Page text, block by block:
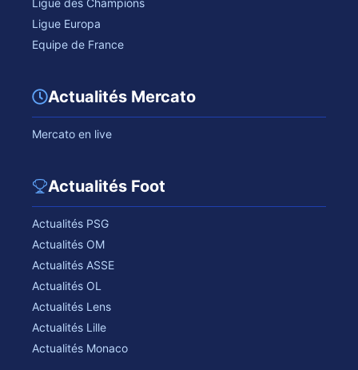
Ligue des Champions
Ligue Europa
Equipe de France
Actualités Mercato
Mercato en live
Actualités Foot
Actualités PSG
Actualités OM
Actualités ASSE
Actualités OL
Actualités Lens
Actualités Lille
Actualités Monaco